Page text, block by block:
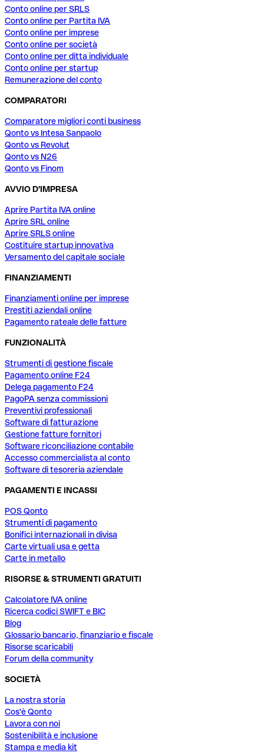
Conto online per SRLS
Conto online per Partita IVA
Conto online per imprese
Conto online per società
Conto online per ditta individuale
Conto online per startup
Remunerazione del conto
COMPARATORI
Comparatore migliori conti business
Qonto vs Intesa Sanpaolo
Qonto vs Revolut
Qonto vs N26
Qonto vs Finom
AVVIO D'IMPRESA
Aprire Partita IVA online
Aprire SRL online
Aprire SRLS online
Costituire startup innovativa
Versamento del capitale sociale
FINANZIAMENTI
Finanziamenti online per imprese
Prestiti aziendali online
Pagamento rateale delle fatture
FUNZIONALITÀ
Strumenti di gestione fiscale
Pagamento online F24
Delega pagamento F24
PagoPA senza commissioni
Preventivi professionali
Software di fatturazione
Gestione fatture fornitori
Software riconciliazione contabile
Accesso commercialista al conto
Software di tesoreria aziendale
PAGAMENTI E INCASSI
POS Qonto
Strumenti di pagamento
Bonifici internazionali in divisa
Carte virtuali usa e getta
Carte in metallo
RISORSE & STRUMENTI GRATUITI
Calcolatore IVA online
Ricerca codici SWIFT e BIC
Blog
Glossario bancario, finanziario e fiscale
Risorse scaricabili
Forum della community
SOCIETÀ
La nostra storia
Cos'è Qonto
Lavora con noi
Sostenibilità e inclusione
Stampa e media kit